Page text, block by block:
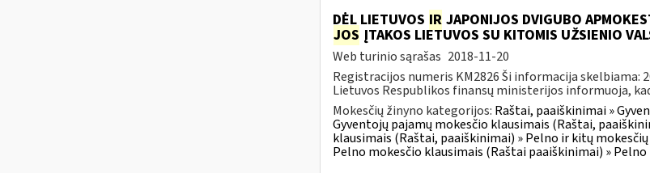
DĖL LIETUVOS IR JAPONIJOS DVIGUBO
JOS ĮTAKOS LIETUVOS SU KITOMIS UŽSIENIO
Web turinio sąrašas 2018-11-20
Registracijos numeris KM2826 Ši informacija
Lietuvos Respublikos finansų ministerijos informuoja,
Mokesčių žinyno kategorijos: Raštai, paaiškinimai »
Gyventojų pajamų mokesčio klausimais (Raštai,
klausimais (Raštai, paaiškinimai) » Pelno ir kitų
Pelno mokesčio klausimais (Raštai paaiškinimai) »